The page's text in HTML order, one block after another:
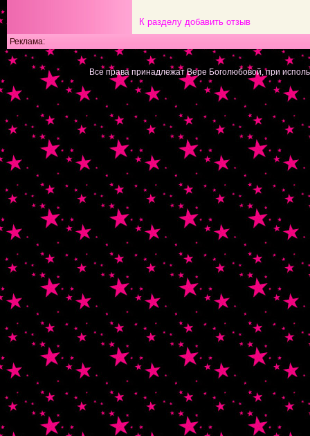
К разделу добавить отзыв
Реклама:
|
Все права принадлежат Вере Боголюбовой, при